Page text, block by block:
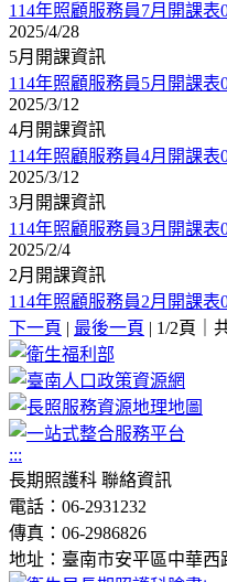
114年照顧服務員7月開課表
2025/4/28
5月開課資訊
114年照顧服務員5月開課表
2025/3/12
4月開課資訊
114年照顧服務員4月開課表
2025/3/12
3月開課資訊
114年照顧服務員3月開課表
2025/2/4
2月開課資訊
114年照顧服務員2月開課表
下一頁 | 最後一頁 | 1/2頁｜
:::
長期照護科 聯絡資訊
電話：06-2931232
傳真：06-2986826
地址：臺南市安平區中華西